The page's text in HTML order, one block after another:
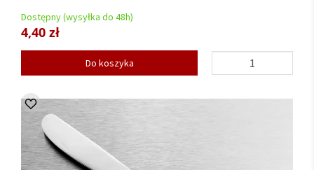
Dostępny (wysyłka do 48h)
4,40 zł
Do koszyka